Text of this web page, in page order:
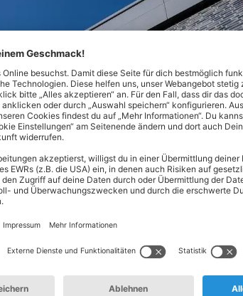
Hier findest du alles, was dein Herz begehrt
Unser Spezialgebiet? Hochwertige